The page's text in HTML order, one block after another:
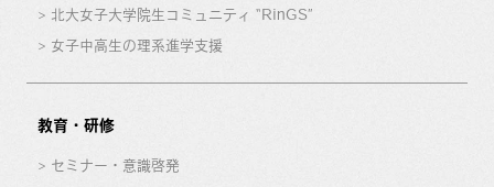
北大女子大学院生コミュニティ “RinGS”
女子中高生の理系進学支援
教育・研修
セミナー・意識啓発